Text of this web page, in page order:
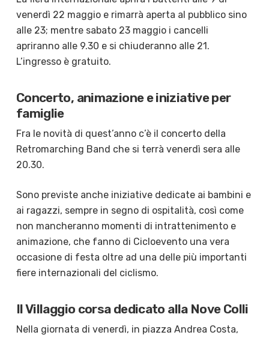
venerdì 22 maggio e rimarrà aperta al pubblico sino
alle 23; mentre sabato 23 maggio i cancelli
apriranno alle 9.30 e si chiuderanno alle 21.
L’ingresso è gratuito.
Concerto, animazione e iniziative per
famiglie
Fra le novità di quest’anno c’è il concerto della
Retromarching Band che si terrà venerdì sera alle
20.30.
Sono previste anche iniziative dedicate ai bambini e
ai ragazzi, sempre in segno di ospitalità, così come
non mancheranno momenti di intrattenimento e
animazione, che fanno di Cicloevento una vera
occasione di festa oltre ad una delle più importanti
fiere internazionali del ciclismo.
Il Villaggio corsa dedicato alla Nove Colli
Nella giornata di venerdì, in piazza Andrea Costa,